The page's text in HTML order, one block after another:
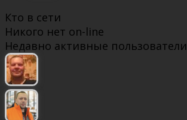
Кто в сети
Никого нет on-line
Недавно активные пользователи